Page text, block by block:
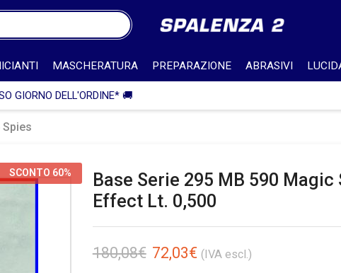
MASCHERATURA PREPARAZIONE ABRASIVI
🎁 SPEDIZIONE IN ITALIA GRATUITA PER ORDINI
Spies
SCONTO 60%
Base Serie 295 MB 590 Magic
Effect Lt. 0,500
180,08€ 72,03€ (IVA escl.)